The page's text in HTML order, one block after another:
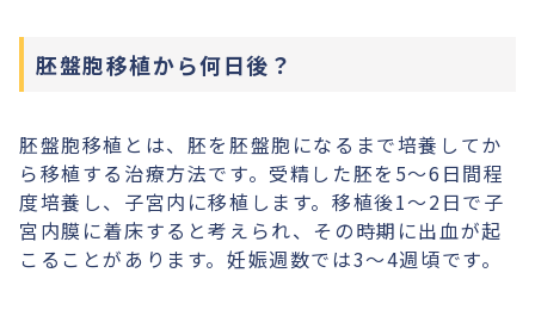
胚盤胞移植から何日後？
胚盤胞移植とは、胚を胚盤胞になるまで培養してか
ら移植する治療方法です。受精した胚を5〜6日間程
度培養し、子宮内に移植します。移植後1〜2日で子
宮内膜に着床すると考えられ、その時期に出血が起
こることがあります。妊娠週数では3〜4週頃です。